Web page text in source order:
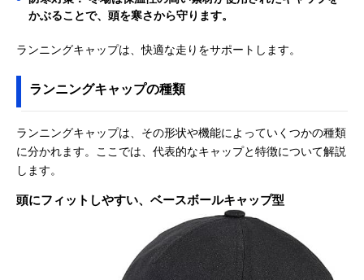
かぶることで、頭を寒さから守ります。
ランニングキャップは、快適な走りをサポートします。
ランニングキャップの種類
ランニングキャップは、その形状や機能によっていくつかの種類
に分かれます。ここでは、代表的なキャップと特徴について解説
します。
頭にフィットしやすい、ベースボールキャップ型